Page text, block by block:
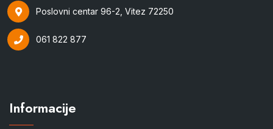
Poslovni centar 96-2, Vitez 72250
061 822 877
Informacije